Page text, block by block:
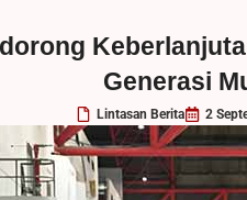
Generasi
Lintasan Berita 2